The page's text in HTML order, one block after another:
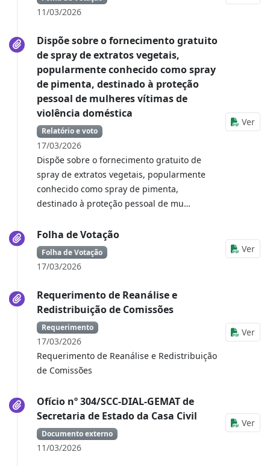
11/03/2026
Dispõe sobre o fornecimento gratuito
de spray de extratos vegetais,
popularmente conhecido como spray
de pimenta, destinado à proteção
pessoal de mulheres vítimas de
violência doméstica
Relatório e voto
17/03/2026
Dispõe sobre o fornecimento gratuito de
spray de extratos vegetais, popularmente
conhecido como spray de pimenta,
destinado à proteção pessoal de mu…
Ver
Folha de Votação
Folha de Votação
17/03/2026
Ver
Requerimento de Reanálise e
Redistribuição de Comissões
Requerimento
17/03/2026
Requerimento de Reanálise e Redistribuição
de Comissões
Ver
Ofício nº 304/SCC-DIAL-GEMAT de
Secretaria de Estado da Casa Civil
Documento externo
11/03/2026
Ver